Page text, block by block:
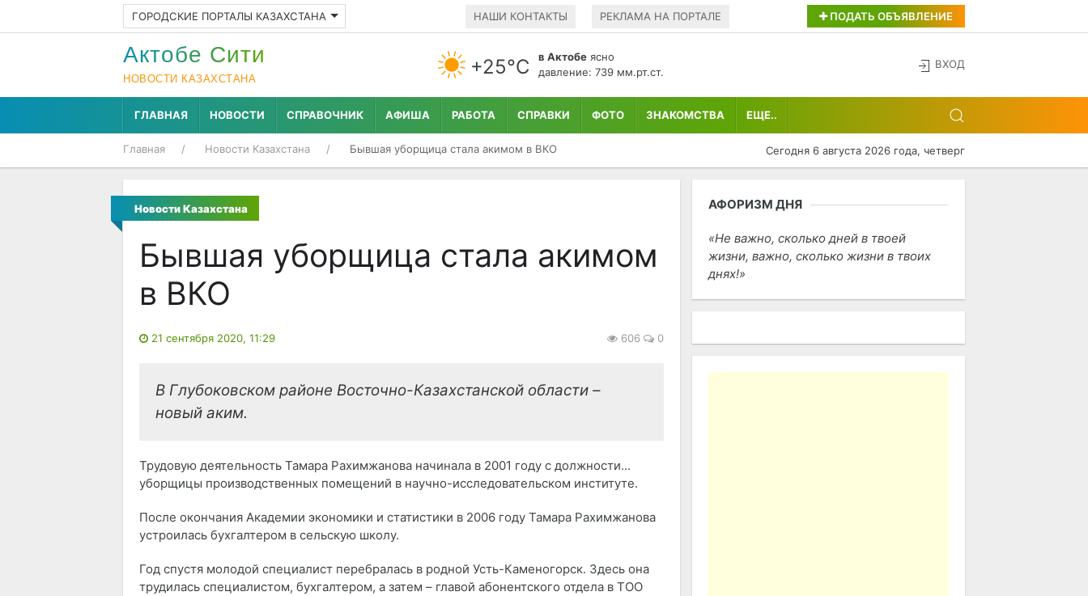
ГОРОДСКИЕ ПОРТАЛЫ КАЗАХСТАНА НАШИ КОНТАКТЫ РЕКЛАМА НА ПОРТАЛЕ ПОДАТЬ ОБЪЯВЛЕНИЕ
Актобе Cити
НОВОСТИ КАЗАХСТАНА
+25°С в Актобе ясно
давление: 739 мм.рт.ст.
ВХОД
ГЛАВНАЯ НОВОСТИ СПРАВОЧНИК АФИША РАБОТА СПРАВКИ ФОТО ЗНАКОМСТВА ЕЩЕ..
Главная Новости Казахстана Бывшая уборщица стала акимом в ВКО Сегодня 6 августа 2026 года, четверг
Новости Казахстана
Бывшая уборщица стала акимом
в ВКО
21 сентября 2020, 11:29 606 0
В Глубоковском районе Восточно-Казахстанской области –
новый аким.
Трудовую деятельность Тамара Рахимжанова начинала в 2001 году с должности...
уборщицы производственных помещений в научно-исследовательском институте.
После окончания Академии экономики и статистики в 2006 году Тамара Рахимжанова
устроилась бухгалтером в сельскую школу.
Год спустя молодой специалист перебралась в родной Усть-Каменогорск. Здесь она
трудилась специалистом, бухгалтером, а затем – главой абонентского отдела в ТОО
АФОРИЗМ ДНЯ
Не важно, сколько дней в твоей
жизни, важно, сколько жизни в твоих
днях!